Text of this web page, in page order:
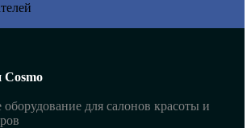
Cosmo
для салонов красоты и